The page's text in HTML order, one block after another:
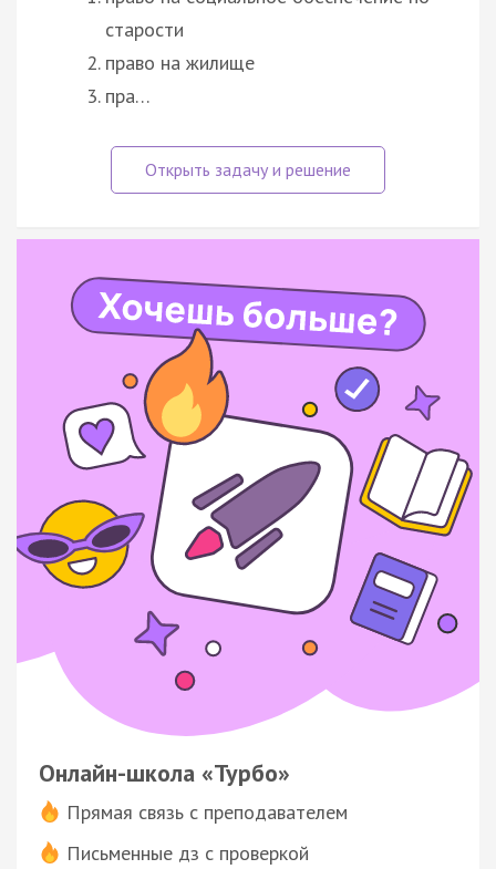
старости
право на жилище
пра…
Онлайн-школа «Турбо»
Прямая связь с преподавателем
Письменные дз с проверкой